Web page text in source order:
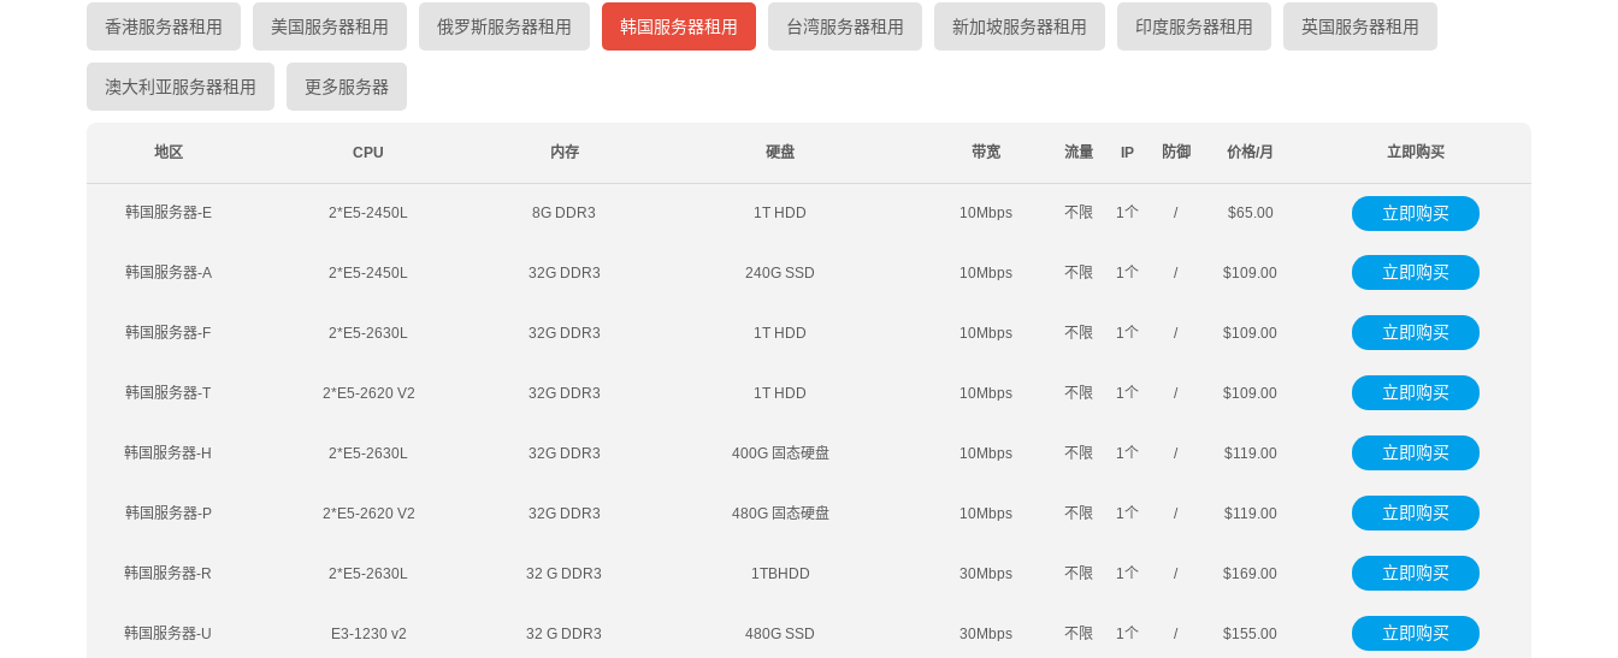
香港服务器租用 美国服务器租用 俄罗斯服务器租用 韩国服务器租用 台湾服务器租用 新加坡服务器租用 印度服务器租用 英国服务器租用
澳大利亚服务器租用 更多服务器
地区 CPU 内存 硬盘 带宽 流量 IP 防御 价格/月 立即购买
韩国服务器-E 2*E5-2450L 8G DDR3 1T HDD 10Mbps 不限 1个 / $65.00 立即购买
韩国服务器-A 2*E5-2450L 32G DDR3 240G SSD 10Mbps 不限 1个 / $109.00 立即购买
韩国服务器-F 2*E5-2630L 32G DDR3 1T HDD 10Mbps 不限 1个 / $109.00 立即购买
韩国服务器-T 2*E5-2620 V2 32G DDR3 1T HDD 10Mbps 不限 1个 / $109.00 立即购买
韩国服务器-H 2*E5-2630L 32G DDR3 400G 固态硬盘 10Mbps 不限 1个 / $119.00 立即购买
韩国服务器-P 2*E5-2620 V2 32G DDR3 480G 固态硬盘 10Mbps 不限 1个 / $119.00 立即购买
韩国服务器-R 2*E5-2630L 32 G DDR3 1TBHDD 30Mbps 不限 1个 / $169.00 立即购买
韩国服务器-U E3-1230 v2 32 G DDR3 480G SSD 30Mbps 不限 1个 / $155.00 立即购买